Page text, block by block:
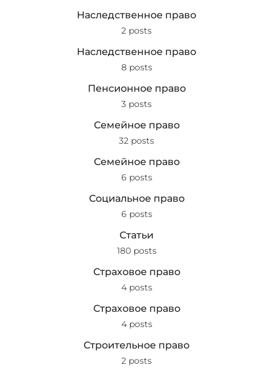
Наследственное право
2 posts
Наследственное право
8 posts
Пенсионное право
3 posts
Семейное право
32 posts
Семейное право
6 posts
Социальное право
6 posts
Статьи
180 posts
Страховое право
4 posts
Страховое право
4 posts
Строительное право
2 posts